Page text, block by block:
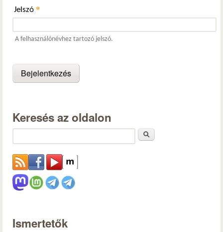
Jelszó *
A felhasználónévhez tartozó jelszó.
Keresés az oldalon
Ismertetők